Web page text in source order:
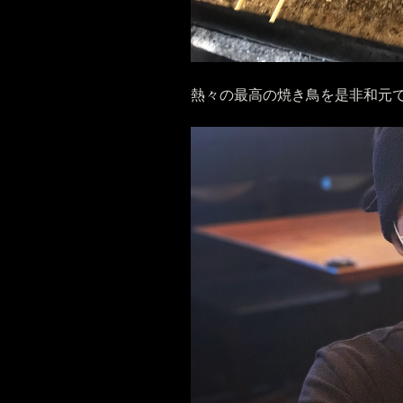
熱々の最高の焼き鳥を是非和元